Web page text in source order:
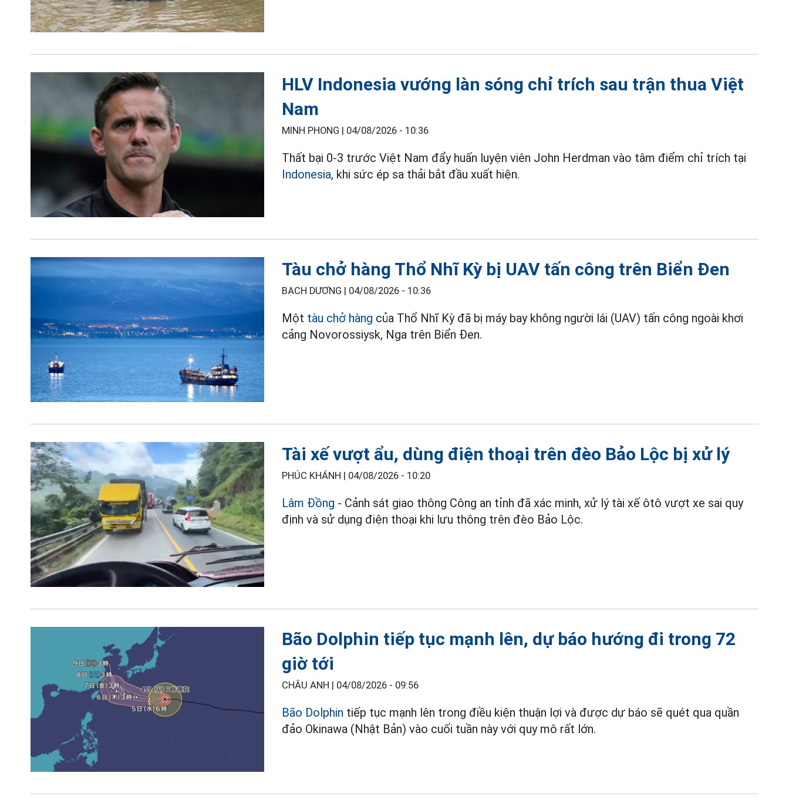
HLV Indonesia vướng làn sóng chỉ trích sau trận thua Việt
Nam
MINH PHONG | 04/08/2026 - 10:36
Thất bại 0-3 trước Việt Nam đẩy huấn luyện viên John Herdman vào tâm điểm chỉ trích tại
Indonesia, khi sức ép sa thải bắt đầu xuất hiện.
Tàu chở hàng Thổ Nhĩ Kỳ bị UAV tấn công trên Biển Đen
BẠCH DƯƠNG | 04/08/2026 - 10:36
Một tàu chở hàng của Thổ Nhĩ Kỳ đã bị máy bay không người lái (UAV) tấn công ngoài khơi
cảng Novorossiysk, Nga trên Biển Đen.
Tài xế vượt ẩu, dùng điện thoại trên đèo Bảo Lộc bị xử lý
PHÚC KHÁNH | 04/08/2026 - 10:20
Lâm Đồng - Cảnh sát giao thông Công an tỉnh đã xác minh, xử lý tài xế ôtô vượt xe sai quy
định và sử dụng điện thoại khi lưu thông trên đèo Bảo Lộc.
Bão Dolphin tiếp tục mạnh lên, dự báo hướng đi trong 72
giờ tới
CHÂU ANH | 04/08/2026 - 09:56
Bão Dolphin tiếp tục mạnh lên trong điều kiện thuận lợi và được dự báo sẽ quét qua quần
đảo Okinawa (Nhật Bản) vào cuối tuần này với quy mô rất lớn.